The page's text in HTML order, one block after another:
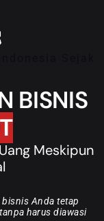
BISNIS
Meskipun
bisnis Anda tetap
harus diawasi